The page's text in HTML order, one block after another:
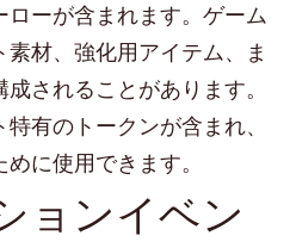
ーが含まれます。ゲーム
材、強化用アイテム、ま
されることがあります。
有のトークンが含まれ、
に使用できます。
ョンイベン